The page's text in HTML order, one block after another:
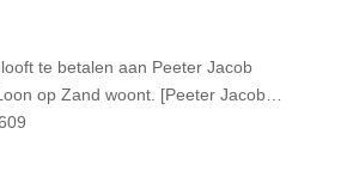
te betalen aan Peeter Jacob
op Zand woont. [Peeter Jacob…